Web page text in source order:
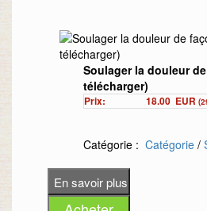
Soulager la douleur
télécharger)
Prix: 18.00 EUR
Catégorie : Catégorie /